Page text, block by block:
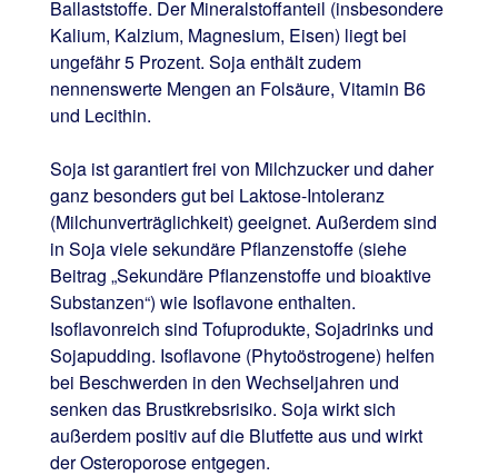
Ballaststoffe. Der Mineralstoffanteil (insbesondere
Kalium, Kalzium, Magnesium, Eisen) liegt bei
ungefähr 5 Prozent. Soja enthält zudem
nennenswerte Mengen an Folsäure, Vitamin B6
und Lecithin.
Soja ist garantiert frei von Milchzucker und daher
ganz besonders gut bei Laktose-Intoleranz
(Milchunverträglichkeit) geeignet. Außerdem sind
in Soja viele sekundäre Pflanzenstoffe (siehe
Beitrag „Sekundäre Pflanzenstoffe und bioaktive
Substanzen“) wie Isoflavone enthalten.
Isoflavonreich sind Tofuprodukte, Sojadrinks und
Sojapudding. Isoflavone (Phytoöstrogene) helfen
bei Beschwerden in den Wechseljahren und
senken das Brustkrebsrisiko. Soja wirkt sich
außerdem positiv auf die Blutfette aus und wirkt
der Osteroporose entgegen.